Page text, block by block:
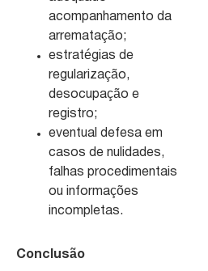
acompanhamento da
arrematação;
estratégias de
regularização,
desocupação e
registro;
eventual defesa em
casos de nulidades,
falhas procedimentais
ou informações
incompletas.
Conclusão